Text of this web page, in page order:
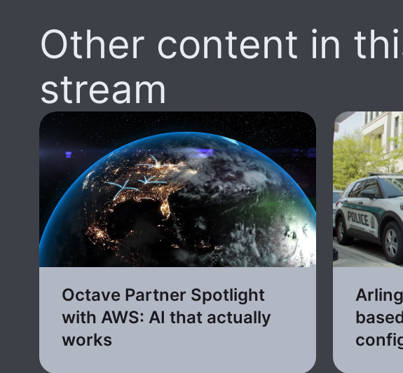
Other content in
stream
Octave Partner Spotlight
with AWS: AI that actually
works